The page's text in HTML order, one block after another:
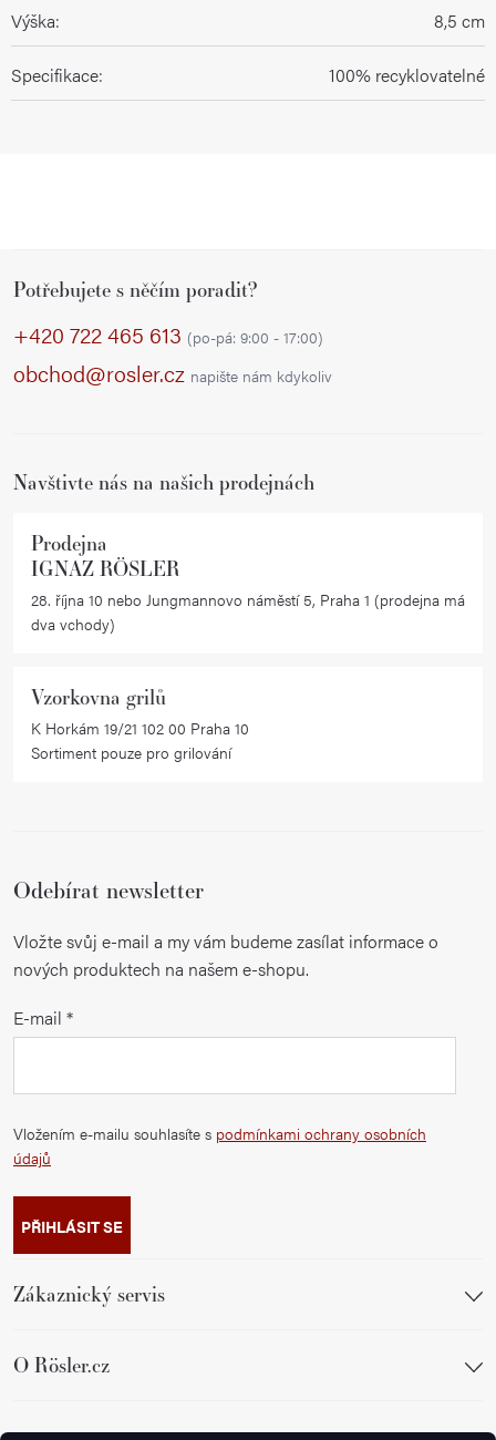
Výška: 8,5 cm
Specifikace: 100% recyklovatelné
Potřebujete s něčím poradit?
+420 722 465 613 (po-pá: 9:00 - 17:00)
obchod@rosler.cz napište nám kdykoliv
Navštivte nás na našich prodejnách
Prodejna
IGNAZ RÖSLER
28. října 10 nebo Jungmannovo náměstí 5, Praha 1 (prodejna má
dva vchody)
Vzorkovna grilů
K Horkám 19/21 102 00 Praha 10
Sortiment pouze pro grilování
Odebírat newsletter
Vložte svůj e-mail a my vám budeme zasílat informace o
nových produktech na našem e-shopu.
E-mail
Vložením e-mailu souhlasíte s podmínkami ochrany osobních
údajů
PŘIHLÁSIT SE
Zákaznický servis
O Rösler.cz